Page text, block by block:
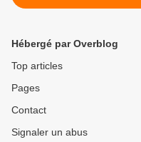
Hébergé par Overblog
Top articles
Pages
Contact
Signaler un abus